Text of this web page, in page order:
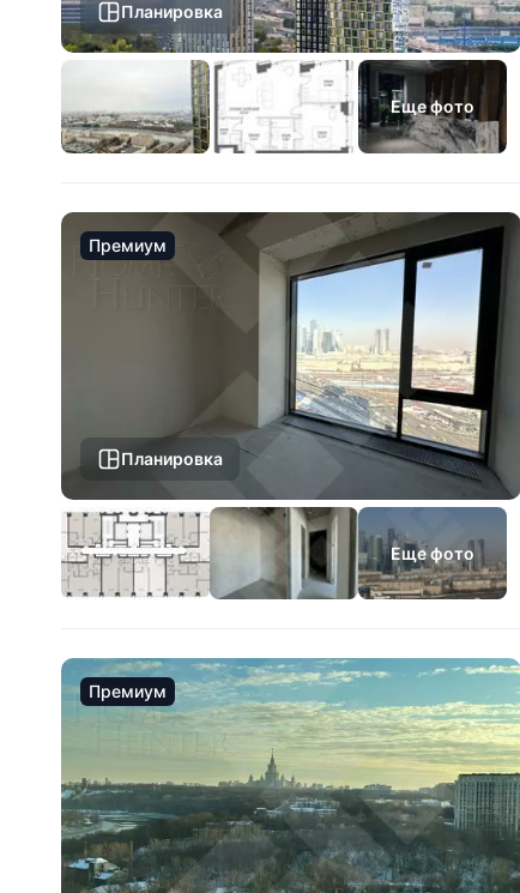
Планировка
Еще фото
Премиум
Планировка
Еще фото
Премиум